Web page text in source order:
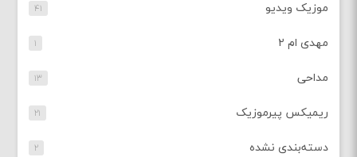
موزیک ویدیو ۴۱
مهدی ام ۲ ۱
مداحی ۱۳
ریمیکس پیرموزیک ۲۱
دسته‌بندی نشده ۲